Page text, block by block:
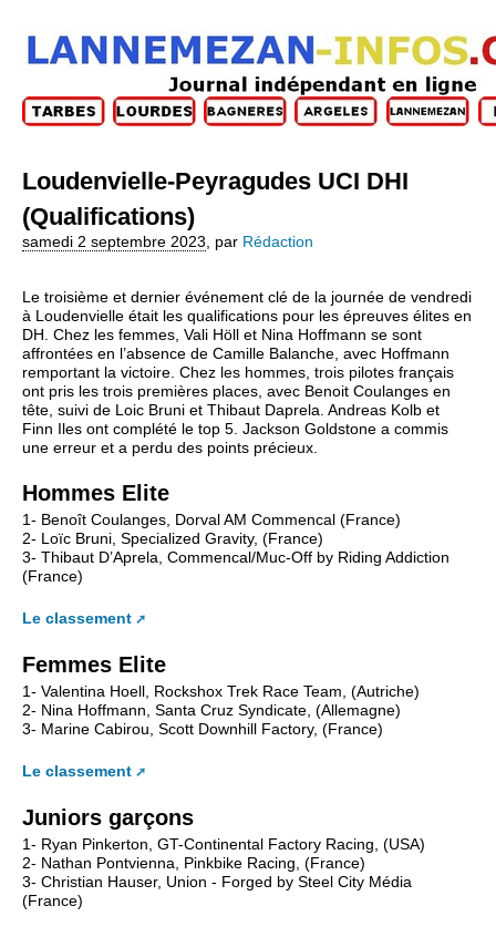
Loudenvielle-Peyragudes UCI DHI
(Qualifications)
samedi 2 septembre 2023 par Rédaction
Le troisième et dernier événement clé de la journée de vendredi
à Loudenvielle était les qualifications pour les épreuves élites en
DH. Chez les femmes, Vali Höll et Nina Hoffmann se sont
affrontées en l’absence de Camille Balanche, avec Hoffmann
remportant la victoire. Chez les hommes, trois pilotes français
ont pris les trois premières places, avec Benoit Coulanges en
tête, suivi de Loic Bruni et Thibaut Daprela. Andreas Kolb et
Finn Iles ont complété le top 5. Jackson Goldstone a commis
une erreur et a perdu des points précieux.
Hommes Elite
1- Benoît Coulanges, Dorval AM Commencal (France)
2- Loïc Bruni, Specialized Gravity, (France)
3- Thibaut D’Aprela, Commencal/Muc-Off by Riding Addiction
(France)
Le classement
Femmes Elite
1- Valentina Hoell, Rockshox Trek Race Team, (Autriche)
2- Nina Hoffmann, Santa Cruz Syndicate, (Allemagne)
3- Marine Cabirou, Scott Downhill Factory, (France)
Le classement
Juniors garçons
1- Ryan Pinkerton, GT-Continental Factory Racing, (USA)
2- Nathan Pontvienna, Pinkbike Racing, (France)
3- Christian Hauser, Union - Forged by Steel City Média
(France)